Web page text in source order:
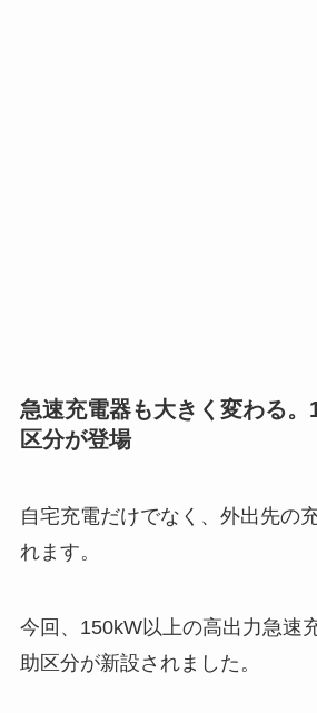
急速充電器も大きく変わる
区分が登場
自宅充電だけでなく、外出先の
れます。
今回、150kW以上の高出力急速
助区分が新設されました。